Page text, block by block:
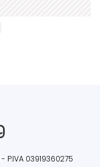
- P.IVA 03919360275